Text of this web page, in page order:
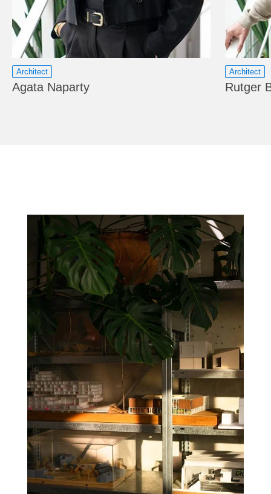
Architect
Agata Naparty
Architect
Rutger